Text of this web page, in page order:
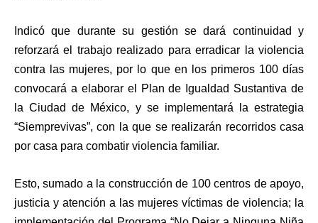
Indicó que durante su gestión se dará continuidad y
reforzará el trabajo realizado para erradicar la violencia
contra las mujeres, por lo que en los primeros 100 días
convocará a elaborar el Plan de Igualdad Sustantiva de
la Ciudad de México, y se implementará la estrategia
“Siemprevivas”, con la que se realizarán recorridos casa
por casa para combatir violencia familiar.
Esto, sumado a la construcción de 100 centros de apoyo,
justicia y atención a las mujeres víctimas de violencia; la